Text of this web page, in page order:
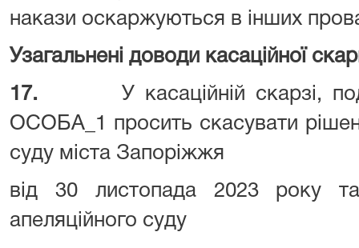
накази оскаржуються в інших
Узагальнені доводи касаційної
17. У касаційній скарзі,
ОСОБА_1 просить скасувати
суду міста Запоріжжя
від 30 листопада 2023 року та
апеляційного суду